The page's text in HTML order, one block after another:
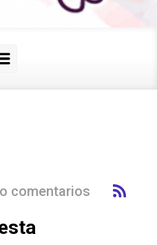
comentarios